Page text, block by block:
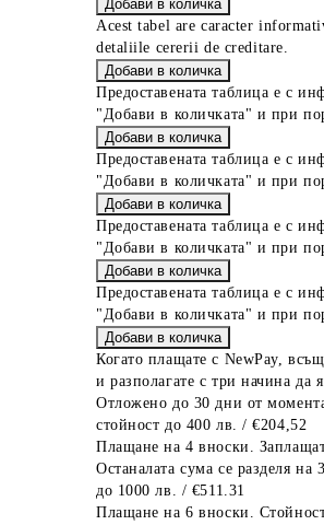
Acest tabel are caracter
detaliile cererii de creditare.
Предоставената таблица е с
"Добави в количката" и при
Предоставената таблица е с
"Добави в количката" и при
Предоставената таблица е с
"Добави в количката" и при
Предоставената таблица е с
"Добави в количката" и при
Когато плащате с NewPay,
и разполагате с три начина да
Отложено до 30 дни от
стойност до 400 лв. / €204,52
Плащане на 4 вноски.
Останалата сума се разделя
до 1000 лв. / €511.31
Плащане на 6 вноски.